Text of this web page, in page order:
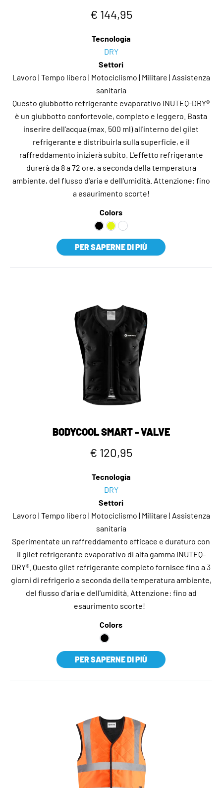
€ 144,95
Tecnologia
DRY
Settori
Lavoro | Tempo libero | Motociclismo | Militare | Assistenza
sanitaria
Questo giubbotto refrigerante evaporativo INUTEQ-DRY®
è un giubbotto confortevole, completo e leggero. Basta
inserire dell'acqua (max. 500 ml) all'interno del gilet
refrigerante e distribuirla sulla superficie, e il
raffreddamento inizierà subito. L'effetto refrigerante
durerà da 8 a 72 ore, a seconda della temperatura
ambiente, del flusso d'aria e dell'umidità. Attenzione: fino
a esaurimento scorte!
Colors
PER SAPERNE DI PIÙ
BODYCOOL SMART - VALVE
€ 120,95
Tecnologia
DRY
Settori
Lavoro | Tempo libero | Motociclismo | Militare | Assistenza
sanitaria
Sperimentate un raffreddamento efficace e duraturo con
il gilet refrigerante evaporativo di alta gamma INUTEQ-
DRY®. Questo gilet refrigerante completo fornisce fino a 3
giorni di refrigerio a seconda della temperatura ambiente,
del flusso d'aria e dell'umidità. Attenzione: fino ad
esaurimento scorte!
Colors
PER SAPERNE DI PIÙ